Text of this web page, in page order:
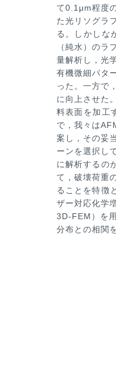
て0.1μm程度
た光リソグラ
る。しかしな
（純水）の
量解析し，光
有機微細パタ
った。一方で
に向上させた
料表面を加工
で，我々は
案し，その妥
ーンを選択し
に解析するの
て，破壊荷重
ることを特徴
ザー対応化学
3D-FEM）を
分布との相関